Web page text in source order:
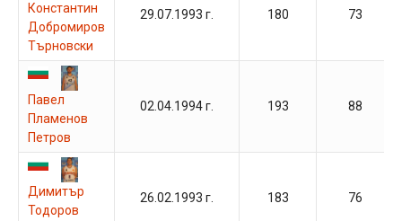
Константин
Добромиров
Търновски
29.07.1993 г. 180 73
Павел
Пламенов
Петров
02.04.1994 г. 193 88
Димитър
Тодоров
26.02.1993 г. 183 76